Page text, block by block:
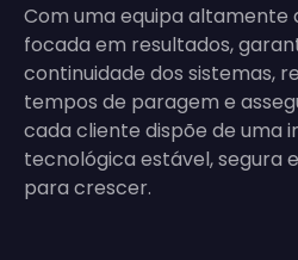
Com uma equipa altamente
focada em resultados,
continuidade dos sistemas,
tempos de paragem e
cada cliente dispõe de uma
tecnológica estável, segura
para crescer.